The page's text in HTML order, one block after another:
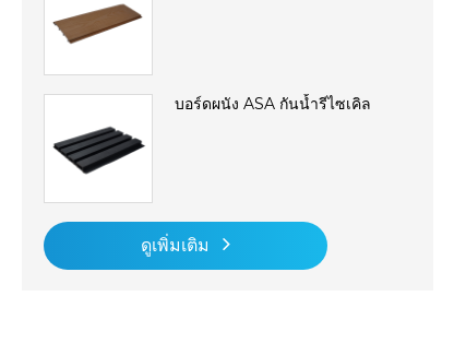
บอร์ดผนัง ASA กันน้ำรีไซเคิล
ดูเพิ่มเติม